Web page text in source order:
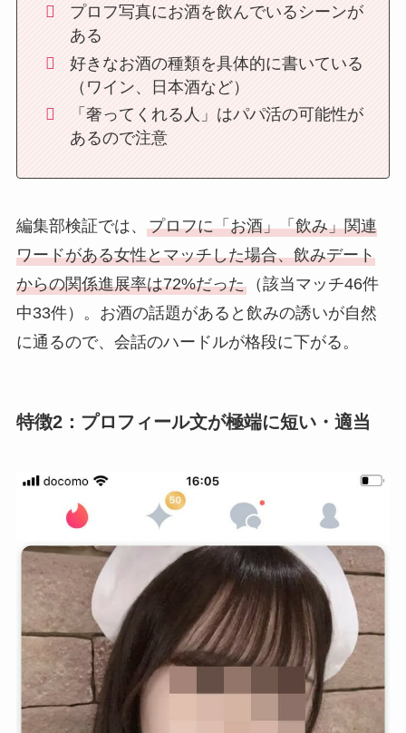
プロフ写真にお酒を飲んでいるシーンが
ある
好きなお酒の種類を具体的に書いている
（ワイン、日本酒など）
「奢ってくれる人」はパパ活の可能性が
あるので注意
編集部検証では、 プロフに「お酒」「飲み」関連
ワードがある女性とマッチした場合、飲みデート
からの関係進展率は72%だった（該当マッチ46件
中33件）。お酒の話題があると飲みの誘いが自然
に通るので、会話のハードルが格段に下がる。
特徴2：プロフィール文が極端に短い・適当